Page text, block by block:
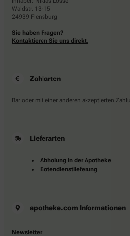
Waldstr. 13-15
24939 Flensburg
Sie haben Fragen?
Kontaktieren Sie uns direkt.
Zahlarten
Bar oder mit einer anderen akzeptierten
Lieferarten
Abholung in der Apotheke
Botendienstlieferung
apotheke.com Informationen
Newsletter